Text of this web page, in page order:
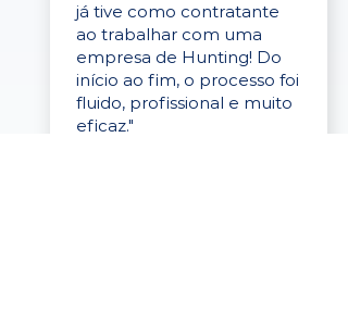
já tive como contratante
ao trabalhar com uma
empresa de Hunting! Do
início ao fim, o processo foi
fluido, profissional e muito
eficaz."